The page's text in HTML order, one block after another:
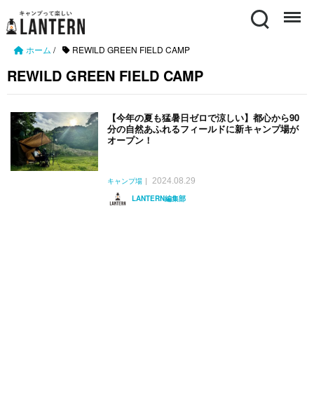
Search Menu
ホーム / REWILD GREEN FIELD CAMP
REWILD GREEN FIELD CAMP
【今年の夏も猛暑日ゼロで涼しい】都心から90
分の自然あふれるフィールドに新キャンプ場が
オープン！
キャンプ場
2024.08.29
LANTERN編集部